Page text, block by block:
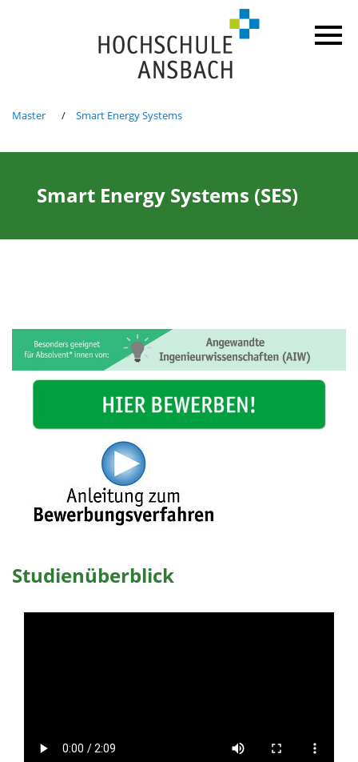
Master Smart Energy Systems
Smart Energy Systems (SES)
Studienüberblick